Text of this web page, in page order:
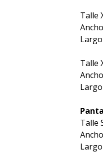
Talle
Talle
Talle